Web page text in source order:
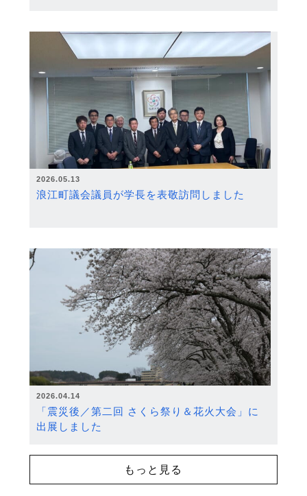
2026.05.13
浪江町議会議員が学長を表敬訪問しました
2026.04.14
「震災後／第二回 さくら祭り＆花火大会」に
出展しました
もっと見る